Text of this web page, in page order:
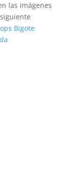
las imágenes
Bigote